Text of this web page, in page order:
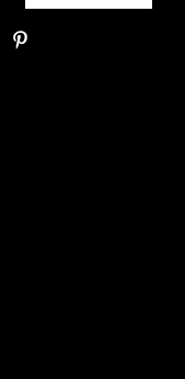
P